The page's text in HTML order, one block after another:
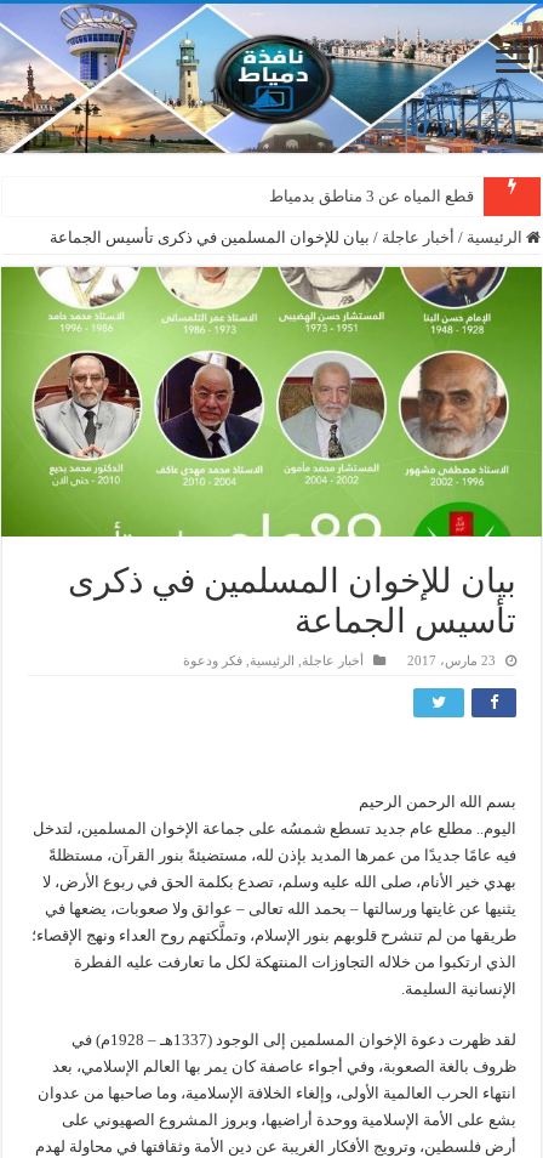
قطع المياه عن 3 مناطق بدمياط
الرئيسية / أخبار عاجلة / بيان للإخوان المسلمين في ذكرى تأسيس الجماعة
بيان للإخوان المسلمين في ذكرى
تأسيس الجماعة
23 مارس، 2017 أخبار عاجلة الرئيسية ,فكر ودعوة
بسم الله الرحمن الرحيم
اليوم.. مطلع عام جديد تسطع شمسُه على جماعة الإخوان المسلمين، لتدخل
فيه عامًا جديدًا من عمرها المديد بإذن لله، مستضيئةً بنور القرآن، مستظلةً
بهدي خير الأنام، صلى الله عليه وسلم، تصدع بكلمة الحق في ربوع الأرض، لا
يثنيها عن غايتها ورسالتها – بحمد الله تعالى – عوائق ولا صعوبات، يضعها في
طريقها من لم تنشرح قلوبهم بنور الإسلام، وتملَّكتهم روح العداء ونهج الإقصاء؛
الذي ارتكبوا من خلاله التجاوزات المنتهكة لكل ما تعارفت عليه الفطرة
الإنسانية السليمة.
لقد ظهرت دعوة الإخوان المسلمين إلى الوجود (1337هـ – 1928م) في
ظروف بالغة الصعوبة، وفي أجواء عاصفة كان يمر بها العالم الإسلامي، بعد
انتهاء الحرب العالمية الأولى، وإلغاء الخلافة الإسلامية، وما صاحبها من عدوان
بشع على الأمة الإسلامية ووحدة أراضيها، وبروز المشروع الصهيوني على
أرض فلسطين، وترويج الأفكار الغريبة عن دين الأمة وثقافتها في محاولة لهدم